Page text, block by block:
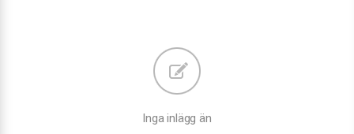
Inga inlägg än